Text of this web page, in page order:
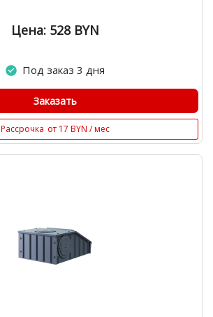
Цена: 528 BYN
Под заказ 3 дня
Заказать
Рассрочка от 17 BYN / мес